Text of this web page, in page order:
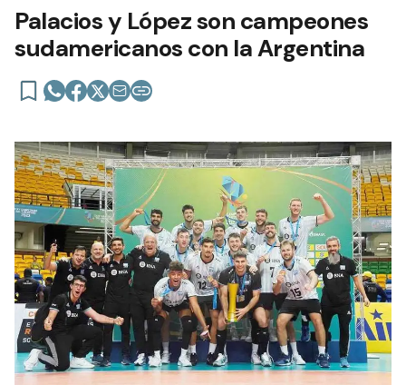
Palacios y López son campeones
sudamericanos con la Argentina